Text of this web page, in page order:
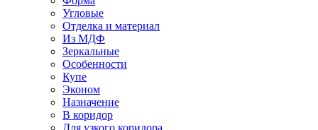
Угловые
Отделка и материал
Из МДФ
Зеркальные
Особенности
Купе
Эконом
Назначение
В коридор
Для узкого коридора